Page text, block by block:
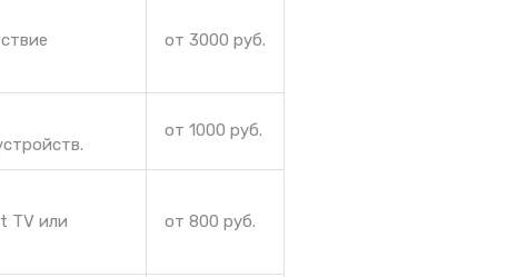
от 3000 руб.
от 1000 руб.
TV или
от 800 руб.